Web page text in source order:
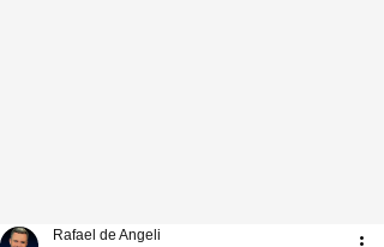
Rafael de Angeli